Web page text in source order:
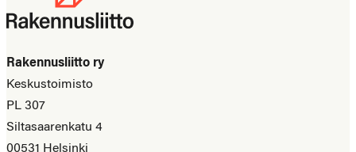
Rakennusliitto ry
Keskustoimisto
PL 307
Siltasaarenkatu 4
00531 Helsinki